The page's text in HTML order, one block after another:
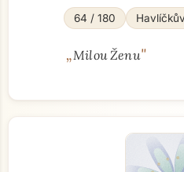
64 / 180
„Milou Ženu"